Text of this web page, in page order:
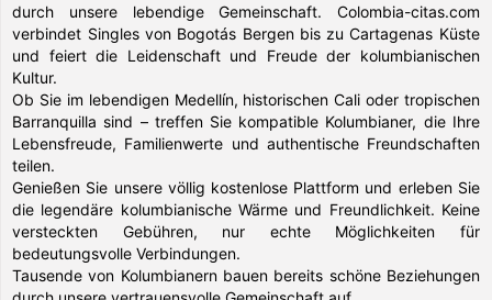
durch unsere lebendige Gemeinschaft. Colombia-citas.com
verbindet Singles von Bogotás Bergen bis zu Cartagenas Küste
und feiert die Leidenschaft und Freude der kolumbianischen
Kultur.
Ob Sie im lebendigen Medellín, historischen Cali oder tropischen
Barranquilla sind – treffen Sie kompatible Kolumbianer, die Ihre
Lebensfreude, Familienwerte und authentische Freundschaften
teilen.
Genießen Sie unsere völlig kostenlose Plattform und erleben Sie
die legendäre kolumbianische Wärme und Freundlichkeit. Keine
versteckten Gebühren, nur echte Möglichkeiten für
bedeutungsvolle Verbindungen.
Tausende von Kolumbianern bauen bereits schöne Beziehungen